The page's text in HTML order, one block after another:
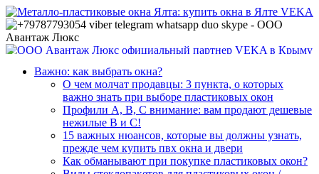
Важно: как выбрать окна?
О чем молчат продавцы: 3 пункта, о которых
важно знать при выборе пластиковых окон
Профили А, В, С внимание: вам продают дешевые
нежилые В и С!
15 важных нюансов, которые вы должны узнать,
прежде чем купить пвх окна и двери
Как обманывают при покупке пластиковых окон?